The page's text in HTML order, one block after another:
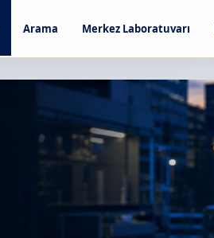
Arama Merkez Laboratuvarı